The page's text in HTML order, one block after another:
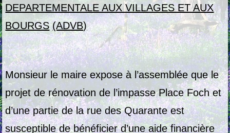
DEPARTEMENTALE AUX VILLAGES ET AUX
BOURGS (ADVB)
Monsieur le maire expose à l’assemblée que le
projet de rénovation de l’impasse Place Foch et
d’une partie de la rue des Quarante est
susceptible de bénéficier d’une aide financière